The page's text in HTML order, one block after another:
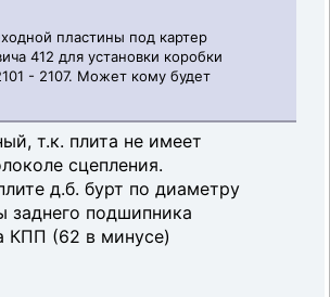
пластины под картер
412 для установки коробки
- 2107. Может кому будет
т.к. плита не имеет
сцепления.
д.б. бурт по диаметру
заднего подшипника
КПП (62 в минусе)